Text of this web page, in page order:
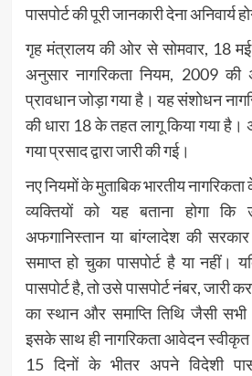
पासपोर्ट की पूरी जानकारी देना अनिवार्य
गृह मंत्रालय की ओर से सोमवार, 18
अनुसार नागरिकता नियम, 2009
प्रावधान जोड़ा गया है। यह संशोधन
की धारा 18 के तहत लागू किया गया
गया प्रसाद द्वारा जारी की गई।
नए नियमों के मुताबिक भारतीय
व्यक्तियों को यह बताना होगा कि
अफगानिस्तान या बांग्लादेश की सरकार
समाप्त हो चुका पासपोर्ट है या
पासपोर्ट है, तो उसे पासपोर्ट नंबर, जारी
का स्थान और समाप्ति तिथि जैसी सभी
इसके साथ ही नागरिकता आवेदन
15 दिनों के भीतर अपने विदेशी